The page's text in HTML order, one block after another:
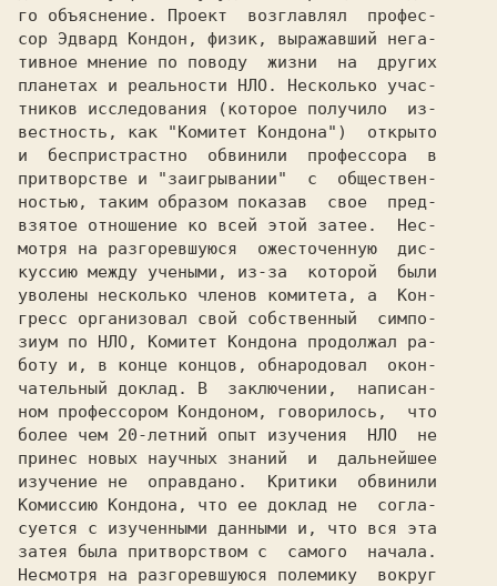
го объяснение. Проект  возглавлял  профес-
сор Эдвард Кондон, физик, выражавший нега-
тивное мнение по поводу  жизни  на  других
планетах и реальности НЛО. Несколько учас-
тников исследования (которое получило  из-
вестность, как "Комитет Кондона")  открыто
и  беспристрастно  обвинили  профессора  в
притворстве и "заигрывании"  с  обществен-
ностью, таким образом показав  свое  пред-
взятое отношение ко всей этой затее.  Нес-
мотря на разгоревшуюся  ожесточенную  дис-
куссию между учеными, из-за  которой  были
уволены несколько членов комитета, а  Кон-
гресс организовал свой собственный  симпо-
зиум по НЛО, Комитет Кондона продолжал ра-
боту и, в конце концов, обнародовал  окон-
чательный доклад. В  заключении,  написан-
ном профессором Кондоном, говорилось,  что
более чем 20-летний опыт изучения  НЛО  не
принес новых научных знаний  и  дальнейшее
изучение не  оправдано.  Критики  обвинили
Комиссию Кондона, что ее доклад не  согла-
суется с изученными данными и, что вся эта
затея была притворством с  самого  начала.
Несмотря на разгоревшуюся полемику  вокруг